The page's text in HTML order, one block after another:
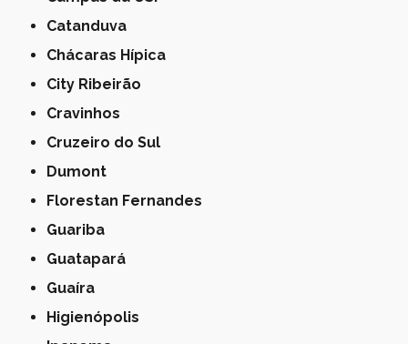
Catanduva
Chácaras Hípica
City Ribeirão
Cravinhos
Cruzeiro do Sul
Dumont
Florestan Fernandes
Guariba
Guatapará
Guaíra
Higienópolis